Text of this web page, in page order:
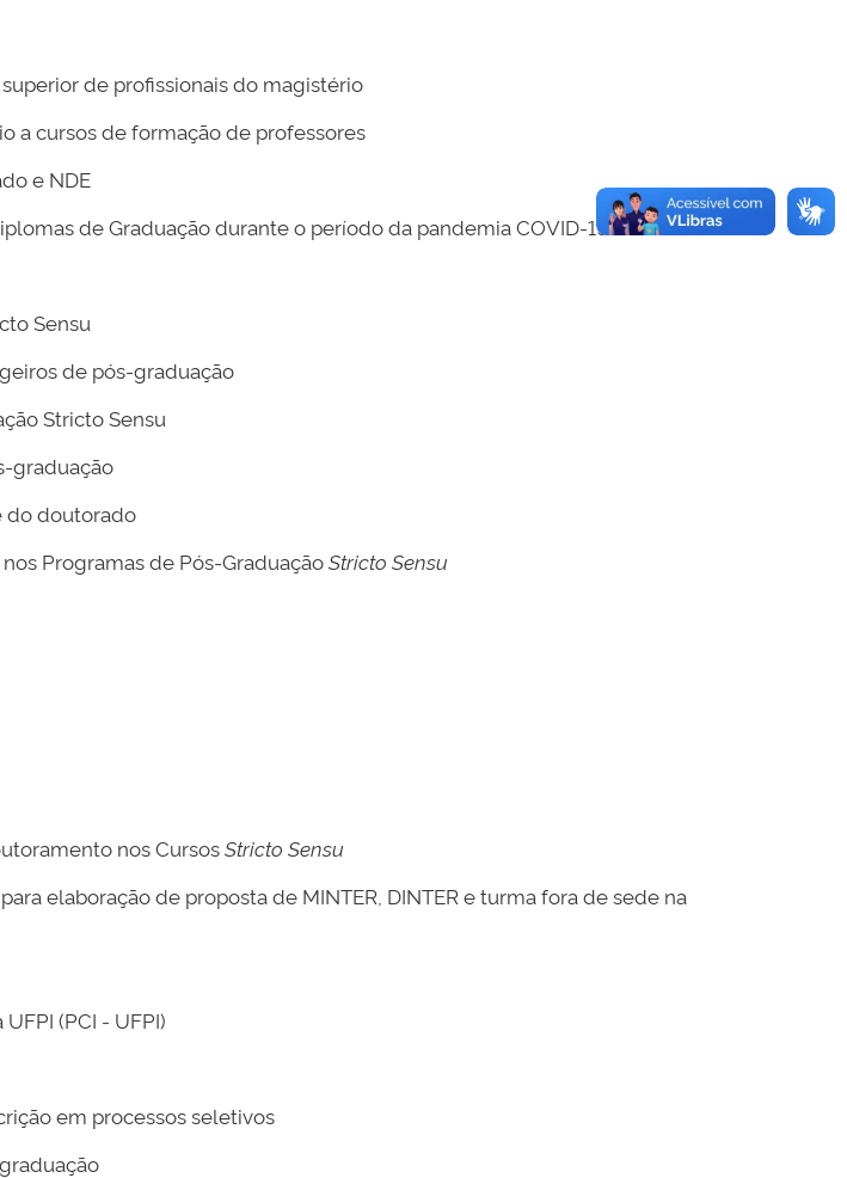
de profissionais do magistério
a cursos de formação de professores
e NDE
de Graduação durante o período da pandemia COVID-19
Sensu
de pós-graduação
Stricto Sensu
graduação
do doutorado
Programas de Pós-GraduaçãoStricto Sensu
nos CursosStricto Sensu
elaboração de proposta de MINTER, DINTER e turma fora de sede na
(PCI - UFPI)
em processos seletivos